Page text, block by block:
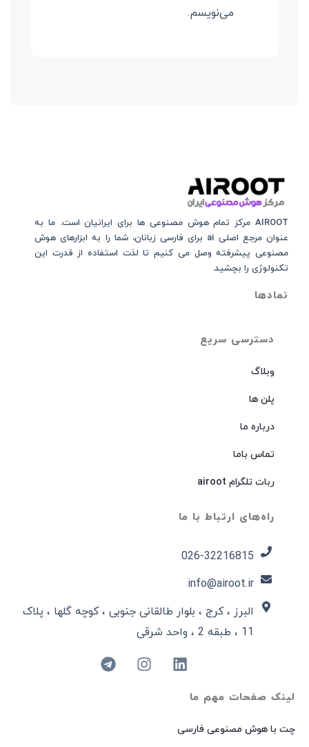
می‌نویسم.
لینک صفحات مهم ما
چت با هوش مصنوعی فارسی
دسترسی سریع
وبلاگ
پلن ها
درباره ما
تماس باما
ربات تلگرام airoot
راه‌های ارتباط با ما
026-32216815​
info@airoot.ir
البرز ، کرج ، بلوار طالقانی جنوبی ، کوچه گلها ، پلاک
11 ، طبقه 2 ، واحد شرقی
AIROOT مرکز تمام هوش مصنوعی‌‌‌ ها برای ایرانیان است. ما به
عنوان مرجع اصلی ai برای فارسی زبانان، شما را به ابزارهای هوش
مصنوعی پیشرفته وصل می کنیم تا لذت استفاده از قدرت این
تکنولوژی را بچشید.
نمادها